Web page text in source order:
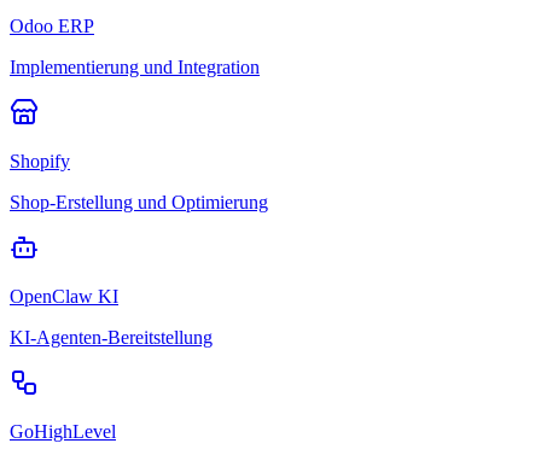
Odoo ERP
Implementierung und Integration
Shopify
Shop-Erstellung und Optimierung
OpenClaw KI
KI-Agenten-Bereitstellung
GoHighLevel